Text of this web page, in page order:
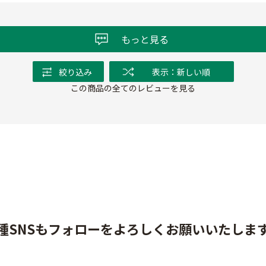
もっと見る
絞り込み
表示：新しい順
この商品の全てのレビューを見る
SNSもフォローをよろしくお願いいたしま